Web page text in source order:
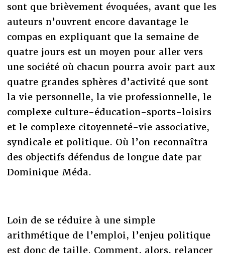
sont que brièvement évoquées, avant que les
auteurs n’ouvrent encore davantage le
compas en expliquant que la semaine de
quatre jours est un moyen pour aller vers
une société où chacun pourra avoir part aux
quatre grandes sphères d’activité que sont
la vie personnelle, la vie professionnelle, le
complexe culture-éducation-sports-loisirs
et le complexe citoyenneté-vie associative,
syndicale et politique. Où l’on reconnaîtra
des objectifs défendus de longue date par
Dominique Méda.
Loin de se réduire à une simple
arithmétique de l’emploi, l’enjeu politique
est donc de taille. Comment, alors, relancer